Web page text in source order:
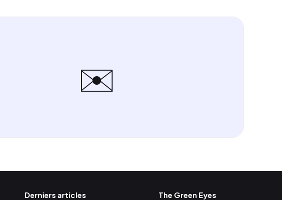
✉️
Derniers articles The Green Eyes